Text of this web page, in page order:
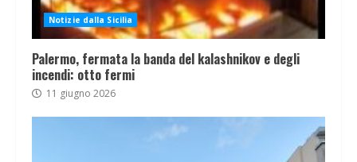
Notizie dalla Sicilia
Palermo, fermata la banda del kalashnikov e degli
incendi: otto fermi
11 giugno 2026